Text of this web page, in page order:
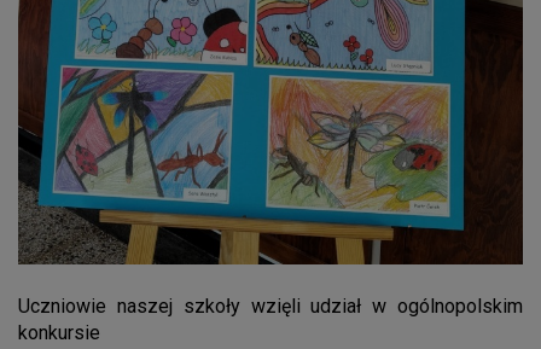
Uczniowie naszej szkoły wzięli udział w ogólnopolskim
konkursie